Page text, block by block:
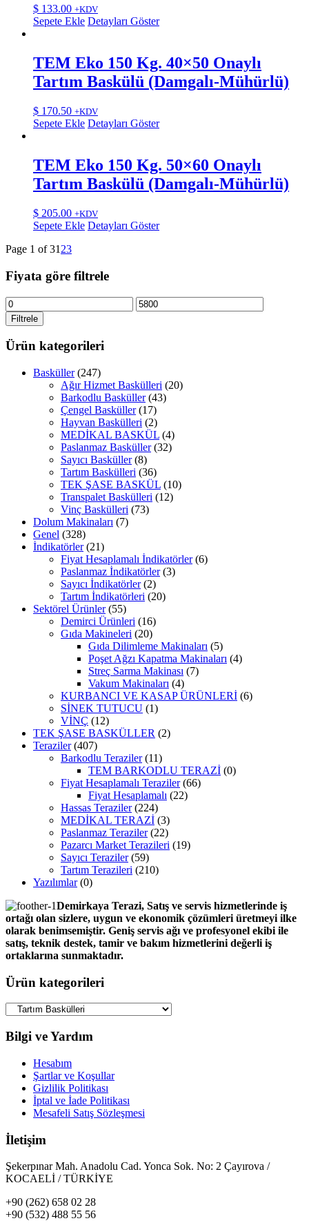
$ 133.00 +KDV
Sepete Ekle Detayları Göster
TEM Eko 150 Kg. 40×50 Onaylı
Tartım Baskülü (Damgalı-Mühürlü)
$ 170.50 +KDV
Sepete Ekle Detayları Göster
TEM Eko 150 Kg. 50×60 Onaylı
Tartım Baskülü (Damgalı-Mühürlü)
$ 205.00 +KDV
Sepete Ekle Detayları Göster
Page 1 of 31 23
Fiyata göre filtrele
En
düşük
fiyat
En
yüksek
Filtrele
Ürün kategorileri
Basküller (247)
Ağır Hizmet Baskülleri (20)
Barkodlu Basküller (43)
Çengel Basküller (17)
Hayvan Baskülleri (2)
MEDİKAL BASKÜL (4)
Paslanmaz Basküller (32)
Sayıcı Basküller (8)
Tartım Baskülleri (36)
TEK ŞASE BASKÜL (10)
Transpalet Baskülleri (12)
Vinç Baskülleri (73)
Dolum Makinaları (7)
Genel (328)
İndikatörler (21)
Fiyat Hesaplamalı İndikatörler (6)
Paslanmaz İndikatörler (3)
Sayıcı İndikatörler (2)
Tartım İndikatörleri (20)
Sektörel Ürünler (55)
Demirci Ürünleri (16)
Gıda Makineleri (20)
Gıda Dilimleme Makinaları (5)
Poşet Ağzı Kapatma Makinaları (4)
Streç Sarma Makinası (7)
Vakum Makinaları (4)
KURBANCI VE KASAP ÜRÜNLERİ (6)
SİNEK TUTUCU (1)
VİNÇ (12)
TEK ŞASE BASKÜLLER (2)
Teraziler (407)
Barkodlu Teraziler (11)
TEM BARKODLU TERAZİ (0)
Fiyat Hesaplamalı Teraziler (66)
Fiyat Hesaplamalı (22)
Hassas Teraziler (224)
MEDİKAL TERAZİ (3)
Paslanmaz Teraziler (22)
Pazarcı Market Terazileri (19)
Sayıcı Teraziler (59)
Tartım Terazileri (210)
Yazılımlar (0)
Demirkaya Terazi, Satış ve servis hizmetlerinde iş
ortağı olan sizlere, uygun ve ekonomik çözümleri üretmeyi ilke
olarak benimsemiştir. Geniş servis ağı ve profesyonel ekibi ile
satış, teknik destek, tamir ve bakım hizmetlerini değerli iş
ortaklarına sunmaktadır.
Ürün kategorileri
Bilgi ve Yardım
Hesabım
Şartlar ve Koşullar
Gizlilik Politikası
İptal ve İade Politikası
Mesafeli Satış Sözleşmesi
İletişim
Şekerpınar Mah. Anadolu Cad. Yonca Sok. No: 2 Çayırova /
KOCAELİ / TÜRKİYE
+90 (262) 658 02 28
+90 (532) 488 55 56